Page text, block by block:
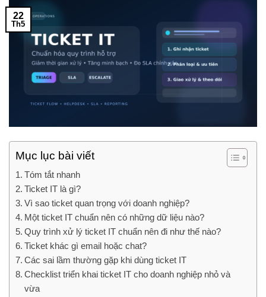
22
Th5
Mục lục bài viết
Tóm tắt nhanh
Ticket IT là gì?
Vì sao ticket quan trọng với doanh nghiệp?
Một ticket IT chuẩn nên có những dữ liệu nào?
Quy trình xử lý ticket IT chuẩn nên đi như thế nào?
Ticket khác gì email hoặc chat?
Các sai lầm thường gặp khi dùng ticket IT
Checklist triển khai ticket IT cho doanh nghiệp nhỏ và
vừa